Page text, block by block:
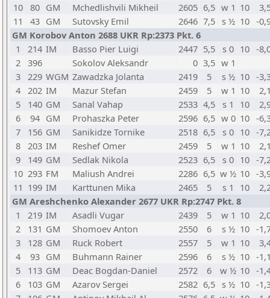
10 80 GM Mchedlishvili Mikheil 2605 6,5 w 1 10
11
43 GM Sutovsky Emil 2646 7,5 s ½ 10 -
GM Korobov Anton 2688 UKR Rp:2373 Pkt. 6
1
214 IM Basso Pier Luigi 2447 5,5 s 0 10 -
2 396 Sokolov Aleksandr 0 3,5 w 1
3 229 WGM Zawadzka Jolanta 2419 5 s ½ 10 -
4 202 IM Mazur Stefan 2459 5 w 1 10
5
140 GM Sanal Vahap 2533 4,5 s 1 10
6
94 GM Prohaszka Peter 2596 6,5 w 0 10 -
7
156 GM Sanikidze Tornike 2518 6,5 s 0 10 -
8 203 IM Reshef Omer 2459 5 w 1 10
9
149 GM Sedlak Nikola 2523 6,5 s 0 10 -
10 293 FM Maliush Andrei 2286 6,5 w ½ 10 -
11 199 IM Karttunen Mika 2465 5 s 1 10
GM Areshchenko Alexander 2677 UKR Rp:2747 Pkt. 8
1
219 IM Asadli Vugar 2439 5 w 1 10
2
131 GM Shomoev Anton 2550 6 s ½ 10 -
3
128 GM Ruck Robert 2557 5 w 1 10
4
93 GM Buhmann Rainer 2596 6 s ½ 10 -
5
113 GM Deac Bogdan-Daniel 2572 6 w ½ 10 -
6
103 GM Azarov Sergei 2582 6,5 s ½ 10 -